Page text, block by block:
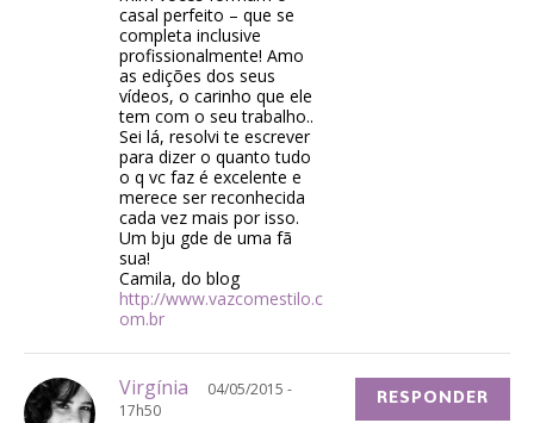
casal perfeito – que se
completa inclusive
profissionalmente! Amo
as edições dos seus
vídeos, o carinho que ele
tem com o seu trabalho..
Sei lá, resolvi te escrever
para dizer o quanto tudo
o q vc faz é excelente e
merece ser reconhecida
cada vez mais por isso.
Um bju gde de uma fã
sua!
Camila, do blog
http://www.vazcomestilo.c
om.br
Virgínia
04/05/2015 -
17h50
RESPONDER